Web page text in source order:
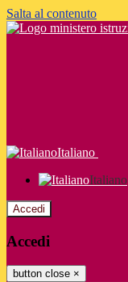
Salta al contenuto
Italiano
Italiano
Accedi
Accedi
button close ×